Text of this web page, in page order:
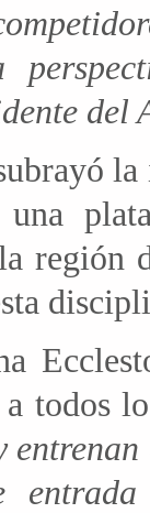
del
una
región
todos